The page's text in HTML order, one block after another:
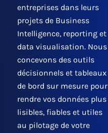
entreprises dans leurs
projets de Business
Intelligence, reporting et
data visualisation. Nous
concevons des outils
décisionnels et tableaux
de bord sur mesure pour
rendre vos données plus
lisibles, fiables et utiles
au pilotage de votre